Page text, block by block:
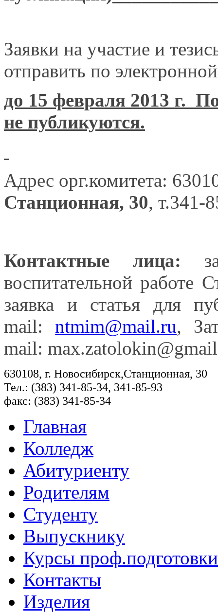
Заявки на участие и
отправить по
до 15 февраля 2013 г.
не публикуются.
Адрес орг.комитета:
Станционная, 30, т.341-
Контактные лица:
воспитательной работе
заявка и статья для
mail:ntmim@mail.ru,
mail: max.zatolokin@gmail
630108, г. Новосибирск,Станционная, 30
Тел.: (383) 341-85-34, 341-85-93
факс: (383) 341-85-34
Главная
Колледж
Абитуриенту
Родителям
Студенту
Выпускнику
Курсы проф.подготовки
Контакты
Изделия